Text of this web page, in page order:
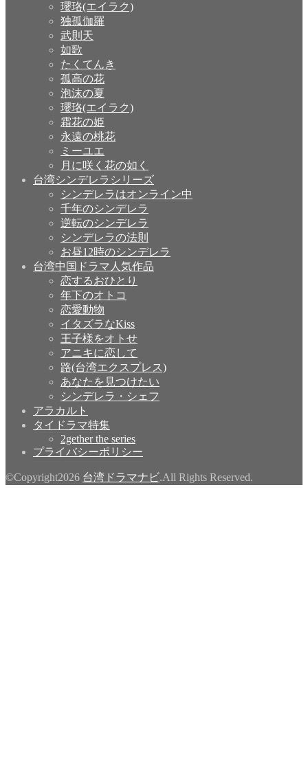
瓔珞(エイラク)
独孤伽羅
武則天
如歌
たくてんき
孤高の花
泡沫の夏
瓔珞(エイラク)
霜花の姫
永遠の桃花
ミーユエ
月に咲く花の如く
台湾シンデレラシリーズ
シンデレラはオンライン中
千年のシンデレラ
逆転のシンデレラ
シンデレラの法則
お昼12時のシンデレラ
台湾中国ドラマ人気作品
恋するおひとり
年下のオトコ
恋愛動物
イタズラなKiss
王子様をオトせ
アニキに恋して
路(台湾エクスプレス)
あなたを見つけたい
シンデレラ・シェフ
アラカルト
タイドラマ特集
2gether the series
プライバシーポリシー
©Copyright2026 台湾ドラマナビ.All Rights Reserved.